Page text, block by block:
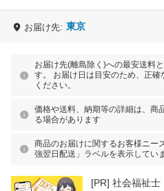
お届け先: 東京
お届け先(離島除く)への最安送料
す。 お届け日は目安のため、正
ください。
価格や送料、納期等の詳細は、商
る場合があります
商品のお届けに関するお客様ニー
強翌日配送」ラベルを表示してい
[PR] 社会福祉士